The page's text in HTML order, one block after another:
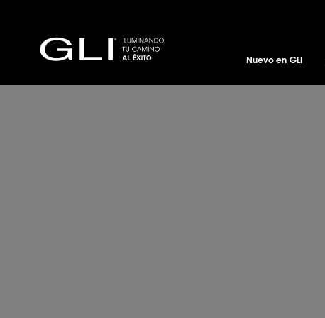
Nuevo en GLI